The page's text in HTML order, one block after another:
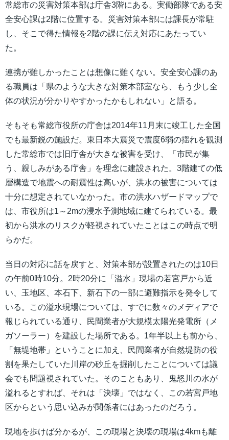
常総市の災害対策本部は庁舎3階にある。実働部隊である安
全安心課は2階に位置する。災害対策本部には課長が常駐
し、そこで得た情報を2階の課に伝え対応にあたってい
た。
連携が難しかったことは想像に難くない。安全安心課のあ
る職員は「県のような大きな対策本部室なら、もう少し全
体の状況が分かりやすかったかもしれない」と語る。
そもそも常総市役所の庁舎は2014年11月末に竣工した全国
でも最新鋭の施設だ。東日本大震災で震度6弱の揺れを観測
した常総市では旧庁舎が大きな被害を受け、「市民が集
う、親しみがある庁舎」を理念に建設された。3階建ての低
層構造で地震への耐震性は高いが、洪水の被害については
十分に想定されていなかった。市の洪水ハザードマップで
は、市役所は1～2mの浸水予測地域に建てられている。最
初から洪水のリスクが軽視されていたことはこの時点で明
らかだ。
当日の対応に話を戻すと、対策本部が設置されたのは10日
の午前0時10分。2時20分に「溢水」現場の若宮戸から近
い、玉地区、本石下、新石下の一部に避難指示を発令して
いる。この溢水現場については、すでに数々のメディアで
報じられている通り、民間業者が大規模太陽光発電所（メ
ガソーラー）を建設した場所である。1年半以上も前から、
「無堤地帯」ということに加え、民間業者が自然堤防の役
割を果たしていた川岸の砂丘を掘削したことについては議
会でも問題視されていた。そのこともあり、鬼怒川の水が
溢れるとすれば、それは「決壊」ではなく、この若宮戸地
区からという思い込みが関係者にはあったのだろう。
現地を歩けば分かるが、この現場と決壊の現場は4kmも離